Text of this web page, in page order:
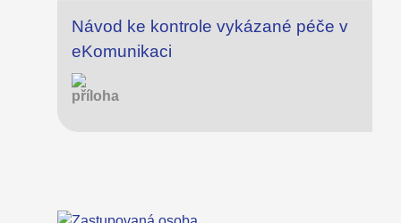
Návod ke kontrole vykázané péče v
eKomunikaci